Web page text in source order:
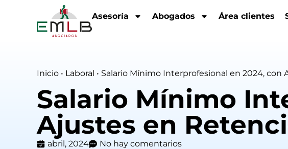
Asesoría Abogados Área clientes
Inicio • Laboral • Salario Mínimo Interprofesional en 2024, con
Salario Mínimo
Ajustes en
abril, 2024 No hay comentarios